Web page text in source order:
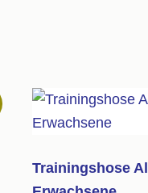
Trainingshose